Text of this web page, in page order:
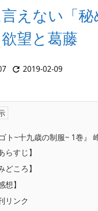
言えない「
望と葛藤
 2019-02-09
ト~十九歳の制服~ 1巻』
らすじ】
どころ】
想】
リンク